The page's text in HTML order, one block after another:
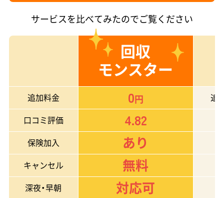
サービスを比べてみたのでご覧ください
回収
モンスター
追加料金 0円
追
口コミ評価
4.82
保険加入 あり
キャンセル 無料
深夜・早朝 対応可